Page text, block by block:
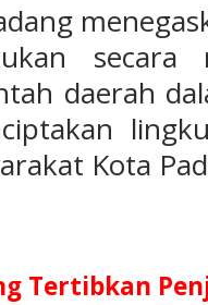
secara
daerah
Kota
Tertibkan